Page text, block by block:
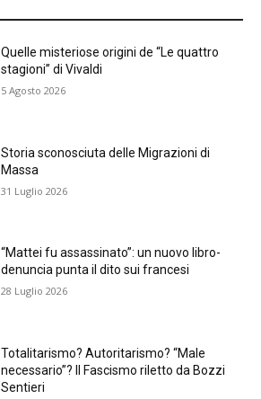
Quelle misteriose origini de “Le quattro
stagioni” di Vivaldi
5 Agosto 2026
Storia sconosciuta delle Migrazioni di
Massa
31 Luglio 2026
“Mattei fu assassinato”: un nuovo libro-
denuncia punta il dito sui francesi
28 Luglio 2026
Totalitarismo? Autoritarismo? “Male
necessario”? Il Fascismo riletto da Bozzi
Sentieri